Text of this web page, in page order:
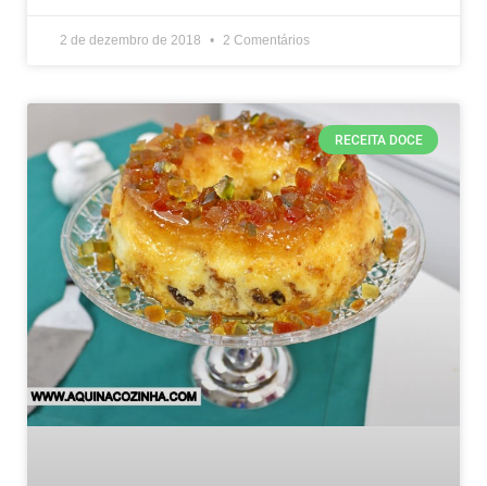
2 de dezembro de 2018 2 Comentários
RECEITA DOCE